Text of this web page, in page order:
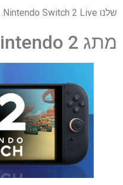
שלנו Nintendo Switch 2 Live.
מתג Nintendo 2: למה לצפות